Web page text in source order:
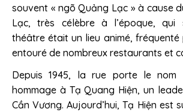
souvent « ngõ Quảng Lạc » à cause
Lạc, très célèbre à l’époque, qui
théâtre était un lieu animé, fréquenté
entouré de nombreux restaurants et
Depuis 1945, la rue porte le nom
hommage à Tạ Quang Hiện, un
Cần Vương. Aujourd’hui, Tạ Hiện est